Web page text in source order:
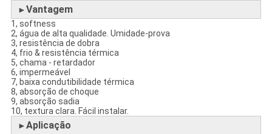
►Vantagem
1, softness
2, água de alta qualidade. Umidade-prova
3, resistência de dobra
4, frio & resistência térmica
5, chama - retardador
6, impermeável
7, baixa condutibilidade térmica
8, absorção de choque
9, absorção sadia
10, textura clara. Fácil instalar.
►Aplicação